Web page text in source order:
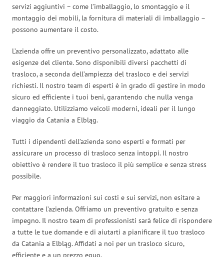
servizi aggiuntivi – come l’imballaggio, lo smontaggio e il
montaggio dei mobili, la fornitura di materiali di imballaggio –
possono aumentare il costo.
L’azienda offre un preventivo personalizzato, adattato alle
esigenze del cliente. Sono disponibili diversi pacchetti di
trasloco, a seconda dell’ampiezza del trasloco e dei servizi
richiesti. Il nostro team di esperti è in grado di gestire in modo
sicuro ed efficiente i tuoi beni, garantendo che nulla venga
danneggiato. Utilizziamo veicoli moderni, ideali per il lungo
viaggio da Catania a Elbląg.
Tutti i dipendenti dell’azienda sono esperti e formati per
assicurare un processo di trasloco senza intoppi. Il nostro
obiettivo è rendere il tuo trasloco il più semplice e senza stress
possibile.
Per maggiori informazioni sui costi e sui servizi, non esitare a
contattare l’azienda. Offriamo un preventivo gratuito e senza
impegno. Il nostro team di professionisti sarà felice di rispondere
a tutte le tue domande e di aiutarti a pianificare il tuo trasloco
da Catania a Elbląg. Affidati a noi per un trasloco sicuro,
efficiente e a un prezzo equo.